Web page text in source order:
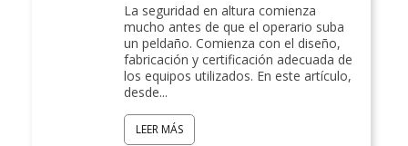
La seguridad en altura comienza
mucho antes de que el operario suba
un peldaño. Comienza con el diseño,
fabricación y certificación adecuada de
los equipos utilizados. En este artículo,
desde...
LEER MÁS